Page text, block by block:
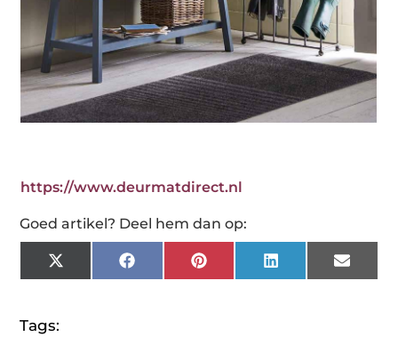
https://www.deurmatdirect.nl
Goed artikel? Deel hem dan op:
X
(Twitter)
FacebookPinterestLinkedInEmail
Tags: